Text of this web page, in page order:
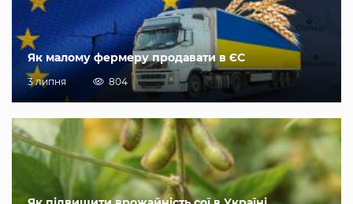
Як малому фермеру продавати в ЄС
3 липня 804